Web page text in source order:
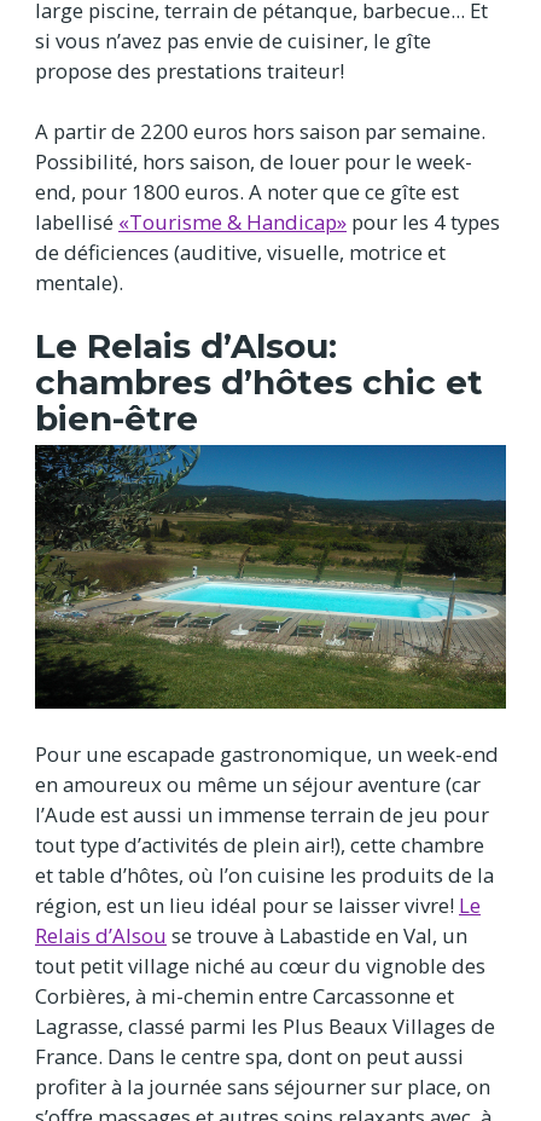
large piscine, terrain de pétanque, barbecue... Et
si vous n’avez pas envie de cuisiner, le gîte
propose des prestations traiteur!
A partir de 2200 euros hors saison par semaine.
Possibilité, hors saison, de louer pour le week-
end, pour 1800 euros. A noter que ce gîte est
labellisé «Tourisme & Handicap» pour les 4 types
de déficiences (auditive, visuelle, motrice et
mentale).
Le Relais d’Alsou:
chambres d’hôtes chic et
bien-être
Pour une escapade gastronomique, un week-end
en amoureux ou même un séjour aventure (car
l’Aude est aussi un immense terrain de jeu pour
tout type d’activités de plein air!), cette chambre
et table d’hôtes, où l’on cuisine les produits de la
région, est un lieu idéal pour se laisser vivre! Le
Relais d’Alsou se trouve à Labastide en Val, un
tout petit village niché au cœur du vignoble des
Corbières, à mi-chemin entre Carcassonne et
Lagrasse, classé parmi les Plus Beaux Villages de
France. Dans le centre spa, dont on peut aussi
profiter à la journée sans séjourner sur place, on